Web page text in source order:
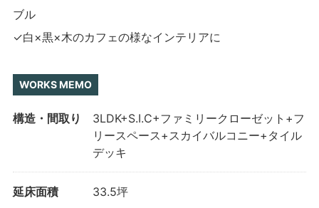
ブル
✓白×黒×木のカフェの様なインテリアに
WORKS MEMO
構造・間取り
3LDK+S.I.C+ファミリークローゼット+フ
リースペース+スカイバルコニー+タイル
デッキ
延床面積 33.5坪